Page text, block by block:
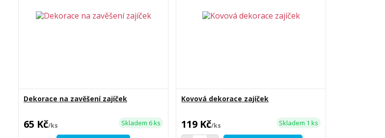
Dekorace na zavěšení zajíček
65 Kč/ks Skladem 6 ks
Kovová dekorace zajíček
119 Kč/ks Skladem 1 ks